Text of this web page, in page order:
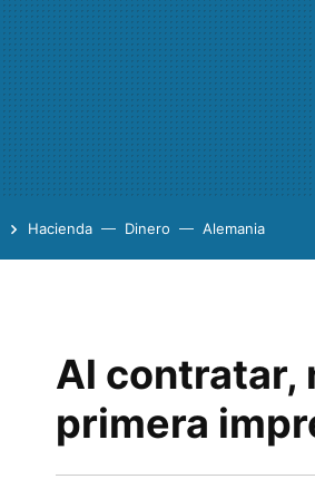
Hacienda Dinero Alemania
Al contratar,
primera